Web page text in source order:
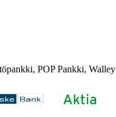
POP Pankki, Walley